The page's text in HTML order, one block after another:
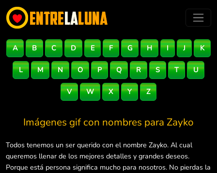
A B C D E F G H I J K
L M N O P Q R S T U
V W X Y Z
Imágenes gif con nombres para Zayko
Todos tenemos un ser querido con el nombre Zayko. Al cual
queremos llenar de los mejores detalles y grandes deseos.
Porque está persona significa mucho para nosotros. No pierdas la